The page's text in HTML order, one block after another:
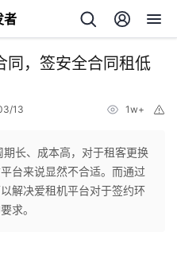
者
同，签安全合同租低
13 1w+
期长、成本高，对于租客更换
台来说显然不合适。而通过
解决爱租机平台对于签约环
求。